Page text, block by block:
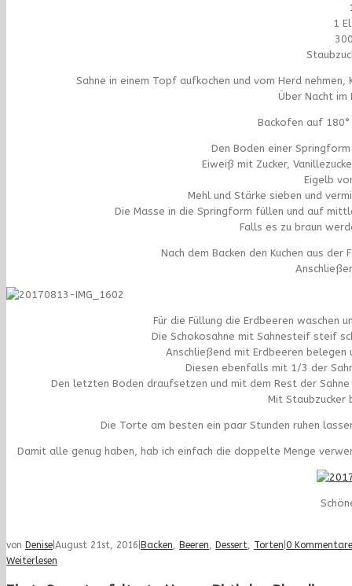
1
Sahne in einem Topf aufkochen und vom Herd
Über Nacht im
Backofen auf
Den Boden einer
Eiweiß mit Zucker,
Eigelb
Mehl und Stärke sieben und
Die Masse in die Springform füllen und auf
Falls es zu braun
Nach dem Backen den Kuchen aus
Für die Füllung die Erdbeeren waschen
Die Schokosahne mit Sahnesteif steif
Anschließend mit Erdbeeren
Diesen ebenfalls mit 1/3 der
Den letzten Boden draufsetzen und mit dem Rest der
Mit Staubzucker
Die Torte am besten ein paar Stunden ruhen
Damit alle genug haben, hab ich einfach die doppelte Menge
von Denise August 21st, 2016 Backen Beeren Dessert Torten 0 Kommentare
Weiterlesen